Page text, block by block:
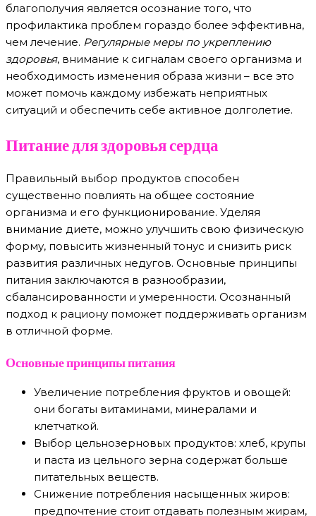
благополучия является осознание того, что
профилактика проблем гораздо более эффективна,
чем лечение. Регулярные меры по укреплению
здоровья, внимание к сигналам своего организма и
необходимость изменения образа жизни – все это
может помочь каждому избежать неприятных
ситуаций и обеспечить себе активное долголетие.
Питание для здоровья сердца
Правильный выбор продуктов способен
существенно повлиять на общее состояние
организма и его функционирование. Уделяя
внимание диете, можно улучшить свою физическую
форму, повысить жизненный тонус и снизить риск
развития различных недугов. Основные принципы
питания заключаются в разнообразии,
сбалансированности и умеренности. Осознанный
подход к рациону поможет поддерживать организм
в отличной форме.
Основные принципы питания
Увеличение потребления фруктов и овощей:
они богаты витаминами, минералами и
клетчаткой.
Выбор цельнозерновых продуктов: хлеб, крупы
и паста из цельного зерна содержат больше
питательных веществ.
Снижение потребления насыщенных жиров:
предпочтение стоит отдавать полезным жирам,